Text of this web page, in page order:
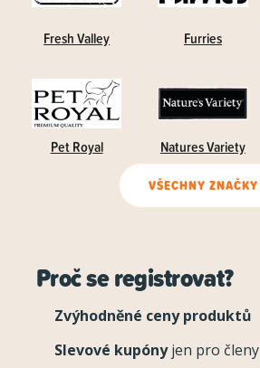
Fresh Valley Furries
Pet Royal Natures Variety
VŠECHNY ZNAČKY
Proč se registrovat?
Zvýhodněné ceny produktů
Slevové kupónyjen pro členy